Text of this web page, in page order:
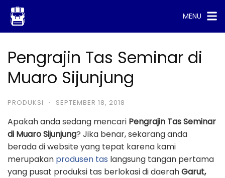
Skip
content
MENU
Pengrajin Tas Seminar di
Muaro Sijunjung
PRODUKSI · SEPTEMBER 18, 2018
Apakah anda sedang mencari Pengrajin Tas Seminar
di Muaro Sijunjung? Jika benar, sekarang anda
berada di website yang tepat karena kami
merupakan produsen tas langsung tangan pertama
yang pusat produksi tas berlokasi di daerahGarut,